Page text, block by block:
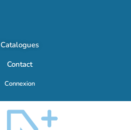
Catalogues
Contact
Connexion